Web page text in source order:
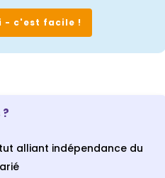
- c'est facile !
?
alliant indépendance du